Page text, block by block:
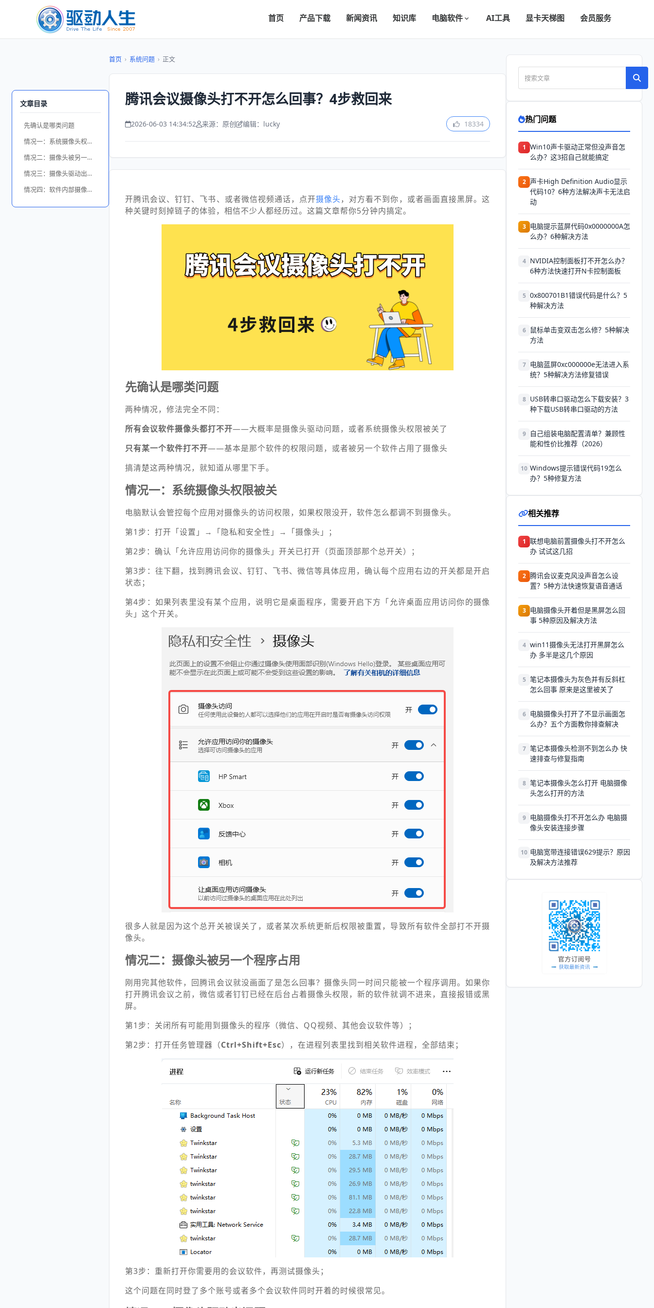
首页 产品下载 新闻资讯 知识库 电脑软件 AI工具 显卡天梯图 会员服务
文章目录
先确认是哪类问题
情况一：系统摄像头权限被关
情况二：摄像头被另一个程序占用
情况三：摄像头驱动出问题
情况四：软件内部摄像头设置没选对
首页 › 系统问题 › 正文
腾讯会议摄像头打不开怎么回事？4步救回来
2026-06-03 14:34:52 来源：原创 编辑：lucky 18334
开腾讯会议、钉钉、飞书、或者微信视频通话，点开摄像头，对方看不到你，或者画面直接黑屏。这
种关键时刻掉链子的体验，相信不少人都经历过。这篇文章帮你5分钟内搞定。
先确认是哪类问题
两种情况，修法完全不同：
所有会议软件摄像头都打不开——大概率是摄像头驱动问题，或者系统摄像头权限被关了
只有某一个软件打不开——基本是那个软件的权限问题，或者被另一个软件占用了摄像头
搞清楚这两种情况，就知道从哪里下手。
情况一：系统摄像头权限被关
电脑默认会管控每个应用对摄像头的访问权限，如果权限没开，软件怎么都调不到摄像头。
第1步：打开「设置」→「隐私和安全性」→「摄像头」；
第2步：确认「允许应用访问你的摄像头」开关已打开（页面顶部那个总开关）；
第3步：往下翻，找到腾讯会议、钉钉、飞书、微信等具体应用，确认每个应用右边的开关都是开启
状态；
第4步：如果列表里没有某个应用，说明它是桌面程序，需要开启下方「允许桌面应用访问你的摄像
头」这个开关。
很多人就是因为这个总开关被误关了，或者某次系统更新后权限被重置，导致所有软件全部打不开摄
像头。
情况二：摄像头被另一个程序占用
刚用完其他软件，回腾讯会议就没画面了是怎么回事？摄像头同一时间只能被一个程序调用。如果你
打开腾讯会议之前，微信或者钉钉已经在后台占着摄像头权限，新的软件就调不进来，直接报错或黑
屏。
第1步：关闭所有可能用到摄像头的程序（微信、QQ视频、其他会议软件等）；
第2步：打开任务管理器（Ctrl+Shift+Esc），在进程列表里找到相关软件进程，全部结束；
第3步：重新打开你需要用的会议软件，再测试摄像头；
这个问题在同时登了多个账号或者多个会议软件同时开着的时候很常见。
热门问题
1 Win10声卡驱动正常但没声音怎
么办？这3招自己就能搞定
2 声卡High Definition Audio显示
代码10？6种方法解决声卡无法启
动
3 电脑提示蓝屏代码0x0000000A怎
么办？6种解决方法
4 NVIDIA控制面板打不开怎么办？
6种方法快速打开N卡控制面板
5 0x800701B1错误代码是什么？5
种解决方法
6
鼠标单击变双击怎么修？5种解决
方法
7 电脑蓝屏0xc000000e无法进入系
统？5种解决方法修复错误
8 USB转串口驱动怎么下载安装？3
种下载USB转串口驱动的方法
9
自己组装电脑配置清单？兼顾性
能和性价比推荐（2026）
10 Windows提示错误代码19怎么
办？5种修复方法
相关推荐
1 联想电脑前置摄像头打不开怎么
办 试试这几招
2 腾讯会议麦克风没声音怎么设
置？5种方法快速恢复语音通话
3 电脑摄像头开着但是黑屏怎么回
事 5种原因及解决方法
4 win11摄像头无法打开黑屏怎么
办 多半是这几个原因
5 笔记本摄像头为灰色并有反斜杠
怎么回事 原来是这里被关了
6 电脑摄像头打开了不显示画面怎
么办？五个方面教你排查解决
7 笔记本摄像头检测不到怎么办 快
速排查与修复指南
8 笔记本摄像头怎么打开 电脑摄像
头怎么打开的方法
9 电脑摄像头打不开怎么办 电脑摄
像头安装连接步骤
10 电脑宽带连接错误629提示？原因
及解决方法推荐